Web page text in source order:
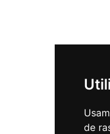
de